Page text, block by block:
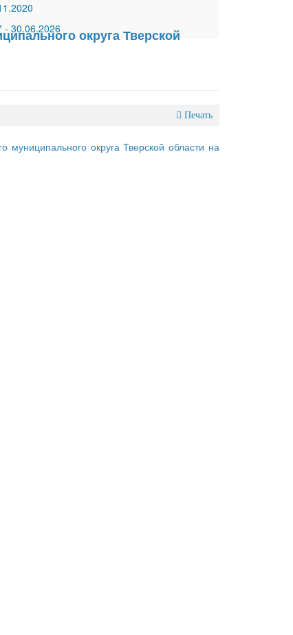
- 30.06.2026
округа Тверской
Печать
округа Тверской области на